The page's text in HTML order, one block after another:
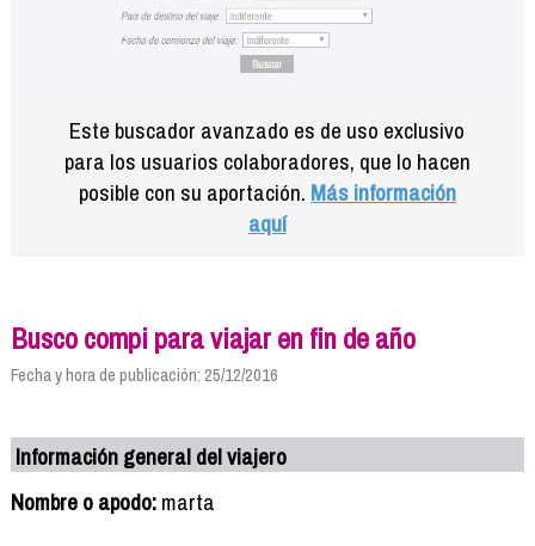
Este buscador avanzado es de uso exclusivo
para los usuarios colaboradores, que lo hacen
posible con su aportación. Más información
aquí
Busco compi para viajar en fin de año
Fecha y hora de publicación: 25/12/2016
Información general del viajero
Nombre o apodo:marta